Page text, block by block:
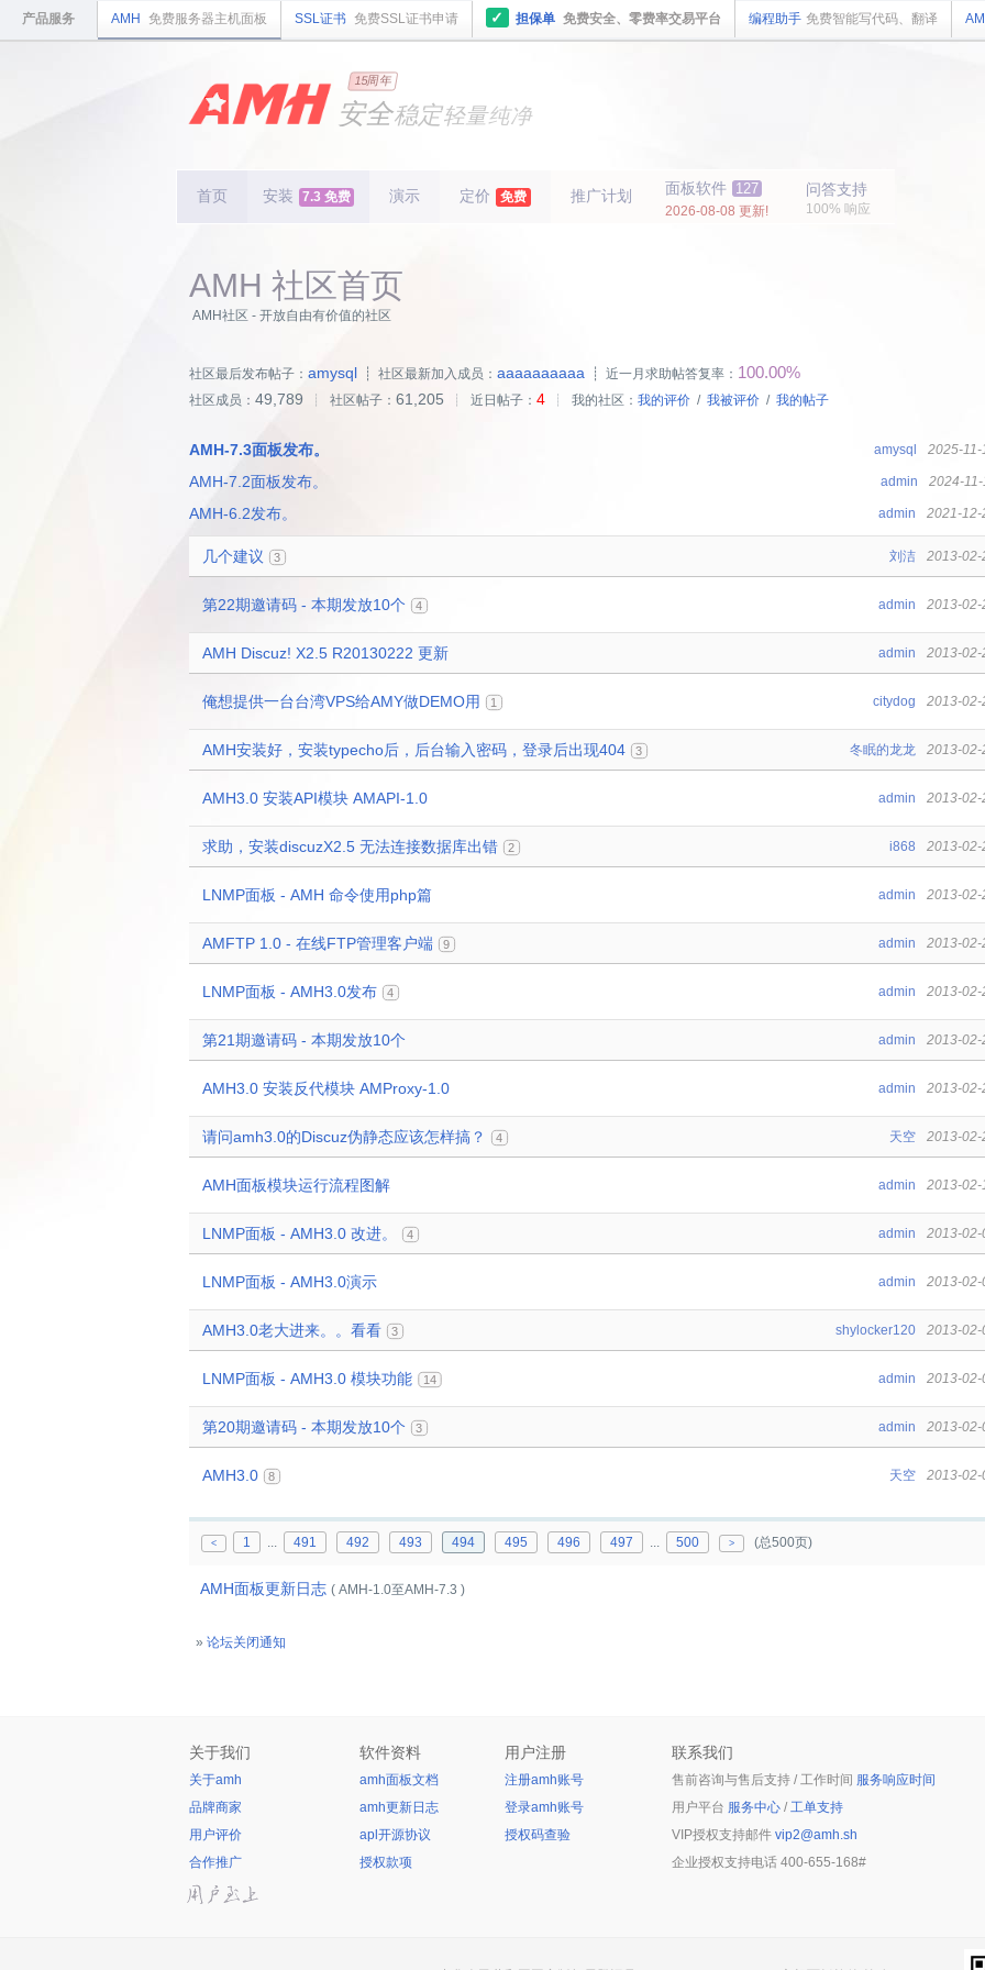
产品服务 AMH 免费服务器主机面板 SSL证书 免费SSL证书申请 ✓ 担保单 免费安全、零费率交易平台 编程助手 免费智能写代码、翻译
15周年
国内领先
安全稳定轻量纯净
首页 安装 7.3 免费 演示 定价 免费 推广计划 面板软件 127
2026-08-08 更新!
问答支持
100% 响应
AMH 社区首页
AMH社区 - 开放自由有价值的社区
社区最后发布帖子： amysql ┊ 社区最新加入成员： aaaaaaaaaa ┊ 近一月求助帖答复率： 100.00%
社区成员： 49,789 ┊ 社区帖子： 61,205 ┊ 近日帖子： 4 ┊ 我的社区： 我的评价 / 我被评价 / 我的帖子
AMH-7.3面板发布。 2025-11-
amysql
AMH-7.2面板发布。 2024-11-
admin
AMH-6.2发布。 2021-12-
admin
几个建议 3 2013-02-
刘洁
第22期邀请码 - 本期发放10个 4 2013-02-
admin
AMH Discuz! X2.5 R20130222 更新 2013-02-
admin
俺想提供一台台湾VPS给AMY做DEMO用 1 2013-02-
citydog
AMH安装好，安装typecho后，后台输入密码，登录后出现404 3 2013-02-
冬眠的龙龙
AMH3.0 安装API模块 AMAPI-1.0 2013-02-
admin
求助，安装discuzX2.5 无法连接数据库出错 2 2013-02-
i868
LNMP面板 - AMH 命令使用php篇 2013-02-
admin
AMFTP 1.0 - 在线FTP管理客户端 9 2013-02-
admin
LNMP面板 - AMH3.0发布 4 2013-02-
admin
第21期邀请码 - 本期发放10个 2013-02-
admin
AMH3.0 安装反代模块 AMProxy-1.0 2013-02-
admin
请问amh3.0的Discuz伪静态应该怎样搞？ 4 2013-02-
天空
AMH面板模块运行流程图解 2013-02-
admin
LNMP面板 - AMH3.0 改进。 4 2013-02-
admin
LNMP面板 - AMH3.0演示 2013-02-
admin
AMH3.0老大进来。。看看 3 2013-02-
shylocker120
LNMP面板 - AMH3.0 模块功能 14 2013-02-
admin
第20期邀请码 - 本期发放10个 3 2013-02-
admin
AMH3.0 8 2013-02-
天空
< 1 ... 491 492 493 494 495 496 497 ... 500 > (总500页)
AMH面板更新日志 ( AMH-1.0至AMH-7.3 )
» 论坛关闭通知
关于我们
关于amh
品牌商家
用户评价
合作推广
软件资料
amh面板文档
amh更新日志
apl开源协议
授权款项
用户注册
注册amh账号
登录amh账号
授权码查验
联系我们
售前咨询与售后支持 / 工作时间 服务响应时间
用户平台 服务中心 / 工单支持
VIP授权支持邮件 vip2@amh.sh
企业授权支持电话 400-655-168#